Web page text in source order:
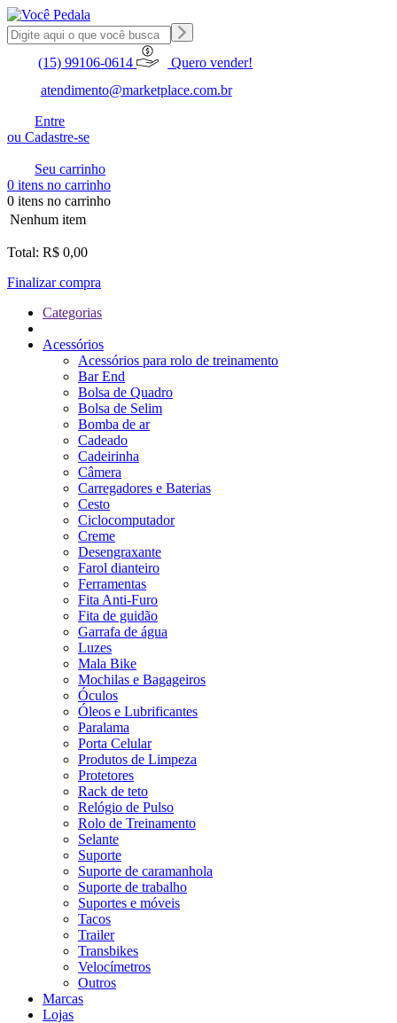
(15) 99106-0614
Quero vender!
atendimento@marketplace.com.br
Entre
ou Cadastre-se
Seu carrinho
0 itens no carrinho
0 itens no carrinho
Nenhum item
Total: R$ 0,00
Finalizar compra
Categorias
Acessórios
Acessórios para rolo de treinamento
Bar End
Bolsa de Quadro
Bolsa de Selim
Bomba de ar
Cadeado
Cadeirinha
Câmera
Carregadores e Baterias
Cesto
Ciclocomputador
Creme
Desengraxante
Farol dianteiro
Ferramentas
Fita Anti-Furo
Fita de guidão
Garrafa de água
Luzes
Mala Bike
Mochilas e Bagageiros
Óculos
Óleos e Lubrificantes
Paralama
Porta Celular
Produtos de Limpeza
Protetores
Rack de teto
Relógio de Pulso
Rolo de Treinamento
Selante
Suporte
Suporte de caramanhola
Suporte de trabalho
Suportes e móveis
Tacos
Trailer
Transbikes
Velocímetros
Outros
Marcas
Lojas